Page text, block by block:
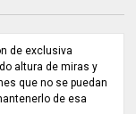
de exclusiva
altura de miras y
que no se puedan
de esa